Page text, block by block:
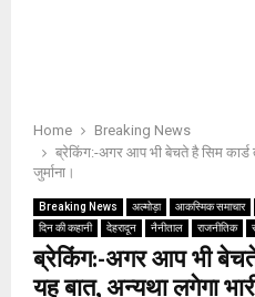
Home
Breaking News
ब्रेकिंग:-अगर आप भी बेचते है सिम कार्ड
जुर्माना।
Breaking News अल्मोड़ा आकस्मिक समाचार
दिन की कहानी
देहरादून नैनीताल राजनीतिक
ब्रेकिंग:-अगर आप भी
यह बात, अन्यथा लगेगा